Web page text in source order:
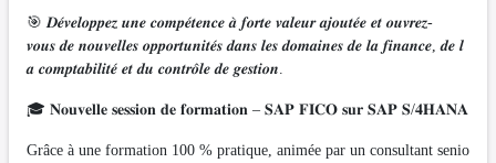
🎯 𝑫𝒆́𝒗𝒆𝒍𝒐𝒑𝒑𝒆𝒛 𝒖𝒏𝒆 𝒄𝒐𝒎𝒑𝒆́𝒕𝒆𝒏𝒄𝒆 𝒂̀ 𝒇𝒐𝒓𝒕𝒆 𝒗𝒂𝒍𝒆𝒖𝒓 𝒂𝒋𝒐𝒖𝒕𝒆́𝒆 𝒆𝒕 𝒐𝒖𝒗𝒓𝒆𝒛-
𝒗𝒐𝒖𝒔 𝒅𝒆 𝒏𝒐𝒖𝒗𝒆𝒍𝒍𝒆𝒔 𝒐𝒑𝒑𝒐𝒓𝒕𝒖𝒏𝒊𝒕𝒆́𝒔 𝒅𝒂𝒏𝒔 𝒍𝒆𝒔 𝒅𝒐𝒎𝒂𝒊𝒏𝒆𝒔 𝒅𝒆 𝒍𝒂 𝒇𝒊𝒏𝒂𝒏𝒄𝒆, 𝒅𝒆 𝒍
𝒂 𝒄𝒐𝒎𝒑𝒕𝒂𝒃𝒊𝒍𝒊𝒕𝒆́ 𝒆𝒕 𝒅𝒖 𝒄𝒐𝒏𝒕𝒓𝒐̂𝒍𝒆 𝒅𝒆 𝒈𝒆𝒔𝒕𝒊𝒐𝒏.
🎓 𝐍𝐨𝐮𝐯𝐞𝐥𝐥𝐞 𝐬𝐞𝐬𝐬𝐢𝐨𝐧 𝐝𝐞 𝐟𝐨𝐫𝐦𝐚𝐭𝐢𝐨𝐧 – 𝐒𝐀𝐏 𝐅𝐈𝐂𝐎 𝐬𝐮𝐫 𝐒𝐀𝐏 𝐒/𝟒𝐇𝐀𝐍𝐀
Grâce à une formation 100 % pratique, animée par un consultant senio